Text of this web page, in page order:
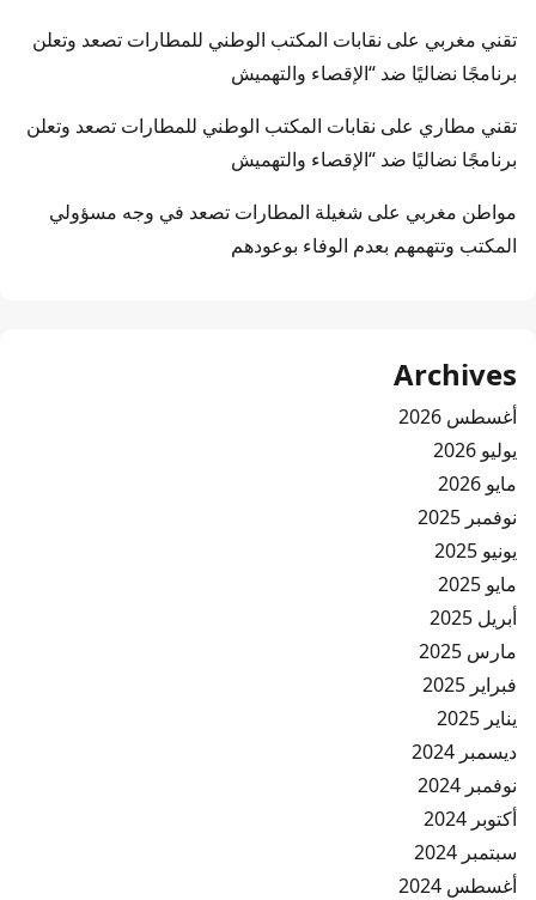
تقني مغربي على نقابات المكتب الوطني للمطارات تصعد وتعلن
برنامجًا نضاليًا ضد “الإقصاء والتهميش
تقني مطاري على نقابات المكتب الوطني للمطارات تصعد وتعلن
برنامجًا نضاليًا ضد “الإقصاء والتهميش
مواطن مغربي على شغيلة المطارات تصعد في وجه مسؤولي
المكتب وتتهمهم بعدم الوفاء بوعودهم
Archives
أغسطس 2026
يوليو 2026
مايو 2026
نوفمبر 2025
يونيو 2025
مايو 2025
أبريل 2025
مارس 2025
فبراير 2025
يناير 2025
ديسمبر 2024
نوفمبر 2024
أكتوبر 2024
سبتمبر 2024
أغسطس 2024